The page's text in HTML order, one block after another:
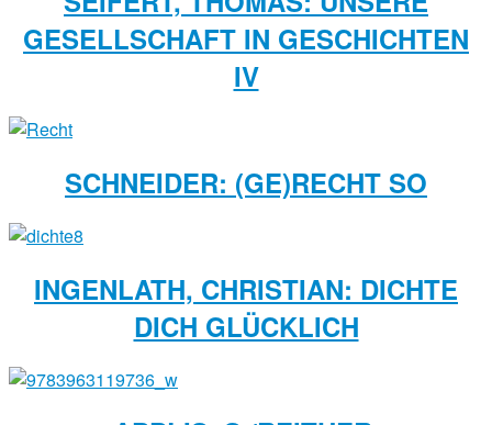
GESELLSCHAFT IN GESCHICHTEN
IV
SCHNEIDER: (GE)RECHT SO
INGENLATH, CHRISTIAN: DICHTE
DICH GLÜCKLICH